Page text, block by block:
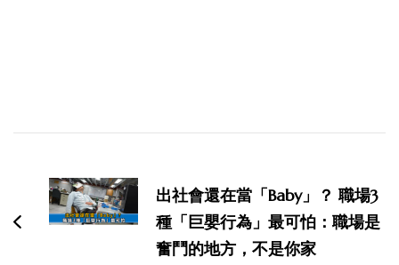
航
出社會還在當「Baby」？ 職場3
種「巨嬰行為」最可怕：職場是
奮鬥的地方，不是你家